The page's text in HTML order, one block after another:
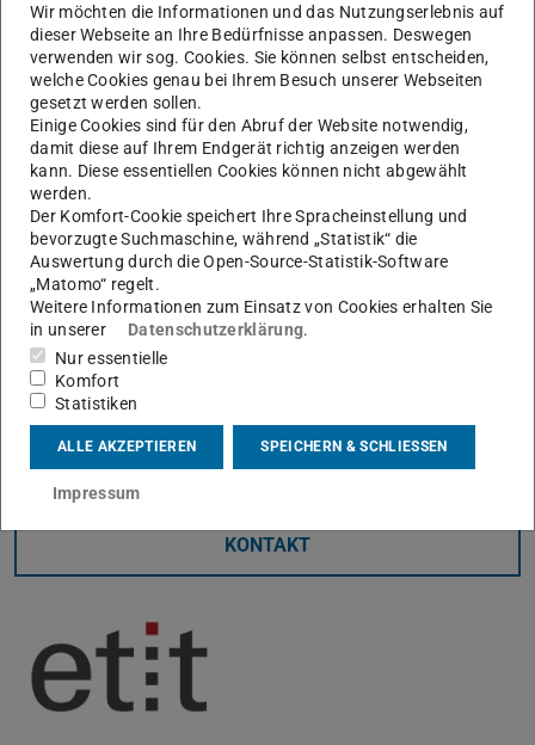
Schüler:innen deutscher Auslandsschulen am FB etit
Zurück Vor
Ein großes Interesse seitens der Schüler:innen bestand an
MINT-Themen, wie zum Beispiel Medizintechnik,
Mechatronik und Elektrotechnik. Am Fachbereich
Elektrotechnik und Informationstechnik konnten die
Schüler:innen in einer spannenden interaktiven
Laborführung Medizintechnik zum Anfassen erleben –
hier gilt der Dank besonders dem Fachgebiet KIS*MED
und Herrn Dillmann, welcher das Erlebnis ermöglicht hat.
KONTAKT
Wir möchten die Informationen und das Nutzungserlebnis auf
dieser Webseite an Ihre Bedürfnisse anpassen. Deswegen
verwenden wir sog. Cookies. Sie können selbst entscheiden,
welche Cookies genau bei Ihrem Besuch unserer Webseiten
gesetzt werden sollen.
Einige Cookies sind für den Abruf der Website notwendig,
damit diese auf Ihrem Endgerät richtig anzeigen werden
kann. Diese essentiellen Cookies können nicht abgewählt
werden.
Der Komfort-Cookie speichert Ihre Spracheinstellung und
bevorzugte Suchmaschine, während „Statistik“ die
Auswertung durch die Open-Source-Statistik-Software
„Matomo“ regelt.
Weitere Informationen zum Einsatz von Cookies erhalten Sie
in unserer
Datenschutzerklärung.
Nur essentielle
Komfort
Statistiken
ALLE AKZEPTIEREN SPEICHERN & SCHLIESSEN
Impressum